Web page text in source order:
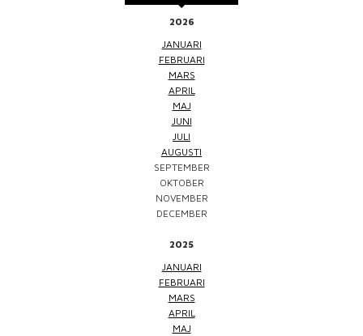
2026
JANUARI
FEBRUARI
MARS
APRIL
MAJ
JUNI
JULI
AUGUSTI
SEPTEMBER
OKTOBER
NOVEMBER
DECEMBER
2025
JANUARI
FEBRUARI
MARS
APRIL
MAJ